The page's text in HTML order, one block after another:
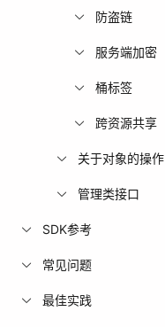
防盗链
服务端加密
桶标签
跨资源共享
关于对象的操作
管理类接口
SDK参考
常见问题
最佳实践